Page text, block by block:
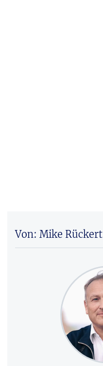
Von: Mike Rückert